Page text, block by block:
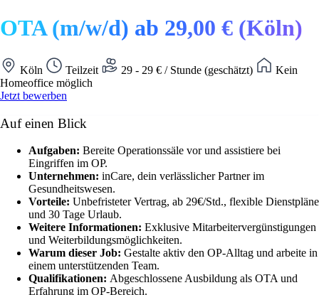
OTA (m/w/d) ab 29,00 € (Köln)
Köln Teilzeit 29 - 29 € / Stunde (geschätzt)
Kein
Homeoffice möglich
Jetzt bewerben
Auf einen Blick
Aufgaben: Bereite Operationssäle vor und assistiere bei
Eingriffen im OP.
Unternehmen: inCare, dein verlässlicher Partner im
Gesundheitswesen.
Vorteile: Unbefristeter Vertrag, ab 29€/Std., flexible Dienstpläne
und 30 Tage Urlaub.
Weitere Informationen: Exklusive Mitarbeitervergünstigungen
und Weiterbildungsmöglichkeiten.
Warum dieser Job: Gestalte aktiv den OP-Alltag und arbeite in
einem unterstützenden Team.
Qualifikationen: Abgeschlossene Ausbildung als OTA und
Erfahrung im OP-Bereich.